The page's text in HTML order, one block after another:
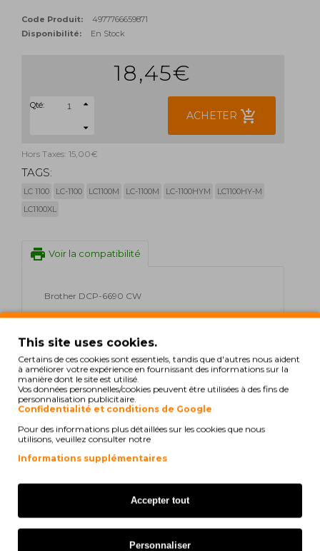
Code Produit:
4977766659871
Disponibilité:
En Stock
18,45€
Qté:
ACHETER add_shopping_cart
Hors Taxes: 15,00€
TAGS:
LC 1100 LC-1100 LC1100M LC-1100M LC-1100HYM
LC1100HY-M
LC1100XL
print Voir la compatibilité
Brother DCP-6690 CW
Brother MFC-6490 CW
Brother MFC-6690 CW
Brother MFC-6890 CDW
Brother MFC-6890 CW
Iln'y a pas d'avis pour ce produit.
This site uses cookies.
Certains de ces cookies sont essentiels, tandis que d'autres nous aident
à améliorer votre expérience en fournissant des informations sur la
manière dont le site est utilisé.
Vos données personnelles/cookies peuvent être utilisées à des fins de
personnalisation publicitaire.
Confidentialité et conditions de Google
Pour des informations plus détaillées sur les cookies que nous
utilisons, veuillez consulter notre
Informations supplémentaires
Accepter tout
Personnaliser